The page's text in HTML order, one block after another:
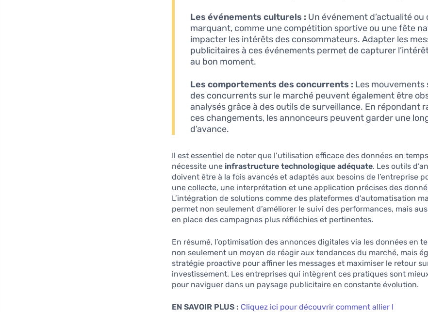
Les événements culturels : Un événement d’actualité ou
marquant, comme une compétition sportive ou une fête
impacter les intérêts des consommateurs. Adapter les
publicitaires à ces événements permet de capturer
au bon moment.
Les comportements des concurrents : Les
des concurrents sur le marché peuvent également être
analysés grâce à des outils de surveillance. En répondant
ces changements, les annonceurs peuvent garder une
d’avance.
Il est essentiel de noter que l’utilisation efficace des données en
nécessite une infrastructure technologique adéquate. Les outils
doivent être à la fois avancés et adaptés aux besoins de l’entreprise
une collecte, une interprétation et une application précises des
L’intégration de solutions comme des plateformes d’automatisation
permet non seulement d’améliorer le suivi des performances, mais
en place des campagnes plus réfléchies et pertinentes.
En résumé, l’optimisation des annonces digitales via les données en
non seulement un moyen de réagir aux tendances du marché, mais
stratégie proactive pour affiner les messages et maximiser le retour
investissement. Les entreprises qui intègrent ces pratiques sont
pour naviguer dans un paysage publicitaire en constante évolution.
EN SAVOIR PLUS : Cliquez ici pour découvrir comment allier l